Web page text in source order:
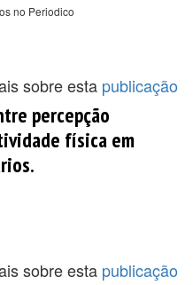
no Periodico
sobre esta publicação
percepção
física em
sobre esta publicação